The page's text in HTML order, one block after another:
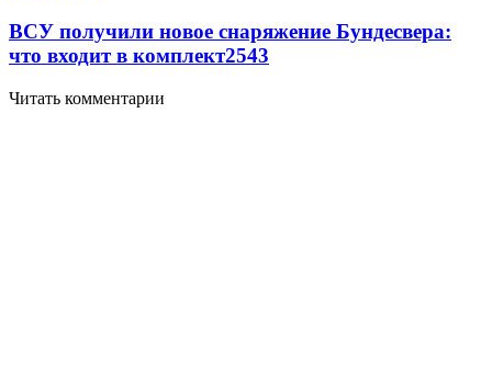
ВСУ получили новое снаряжение Бундесвера:
что входит в комплект2543
Читать комментарии